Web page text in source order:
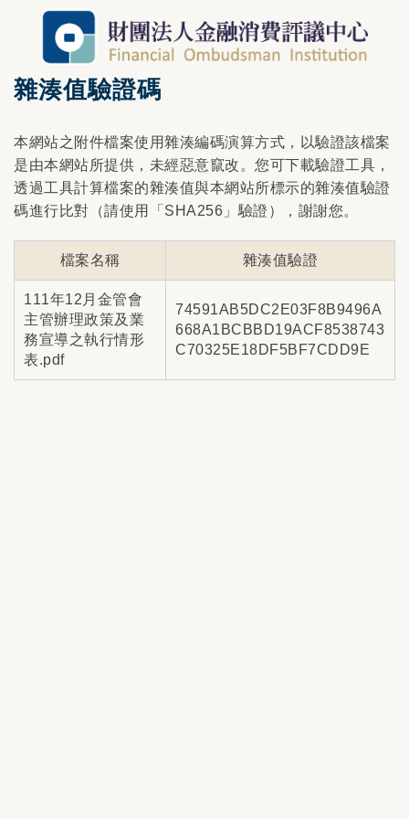
雜湊值驗證碼
本網站之附件檔案使用雜湊編碼演算方式，以驗證該檔案
是由本網站所提供，未經惡意竄改。您可下載驗證工具，
透過工具計算檔案的雜湊值與本網站所標示的雜湊值驗證
碼進行比對（請使用「SHA256」驗證），謝謝您。
檔案名稱 雜湊值驗證
111年12月金管會
主管辦理政策及業
務宣導之執行情形
表.pdf
74591AB5DC2E03F8B9496A
668A1BCBBD19ACF8538743
C70325E18DF5BF7CDD9E